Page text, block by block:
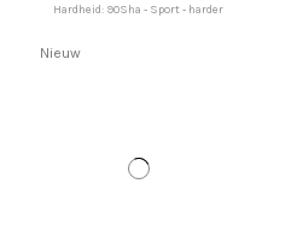
Hardheid: 90Sha - Sport - harder
Nieuw